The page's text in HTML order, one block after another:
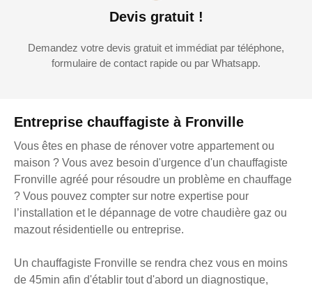
Entreprise chauffagiste à Fronville
Vous êtes en phase de rénover votre appartement ou
maison ? Vous avez besoin d'urgence d'un chauffagiste
Fronville agréé pour résoudre un problème en chauffage
? Vous pouvez compter sur notre expertise pour
l’installation et le dépannage de votre chaudière gaz ou
mazout résidentielle ou entreprise.
Un chauffagiste Fronville se rendra chez vous en moins
de 45min afin d'établir tout d'abord un diagnostique,
Devis gratuit !
Demandez votre devis gratuit et immédiat par téléphone,
formulaire de contact rapide ou par Whatsapp.